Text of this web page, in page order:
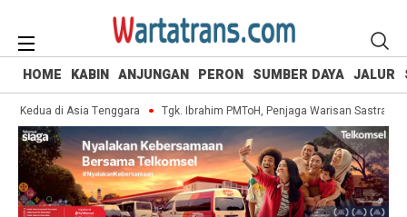
HOME KABIN ANJUNGAN PERON SUMBER DAYA JALUR
di Asia Tenggara Tgk. Ibrahim PMToH, Penjaga Warisan Sastra